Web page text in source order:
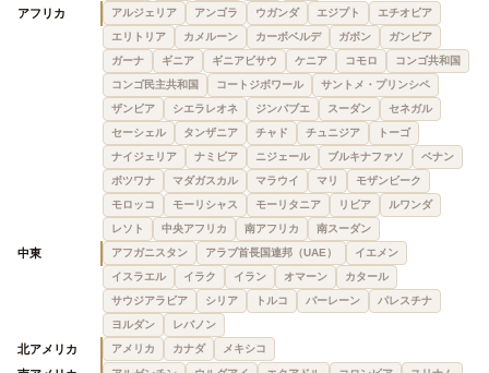
アフリカ アルジェリア アンゴラ ウガンダ エジプト
エチオピア
エリトリア
カメルーン カーボベルデ ガボン
ガンビア
ガーナ
ギニア ギニアビサウ ケニア コモロ
コンゴ共和国
コンゴ民主共和国
コートジボワール
サントメ・プリンシペ
ザンビア
シエラレオネ ジンバブエ スーダン
セネガル
セーシェル
タンザニア チャド チュニジア
トーゴ
ナイジェリア
ナミビア ニジェール ブルキナファソ
ベナン
ボツワナ
マダガスカル マラウイ マリ
モザンビーク
モロッコ
モーリシャス モーリタニア リビア
ルワンダ
レソト
中央アフリカ 南アフリカ 南スーダン
中東 アフガニスタン アラブ首長国連邦（UAE）
イエメン
イスラエル
イラク イラン オマーン
カタール
サウジアラビア
シリア トルコ バーレーン
パレスチナ
ヨルダン
レバノン
北アメリカ アメリカ カナダ メキシコ